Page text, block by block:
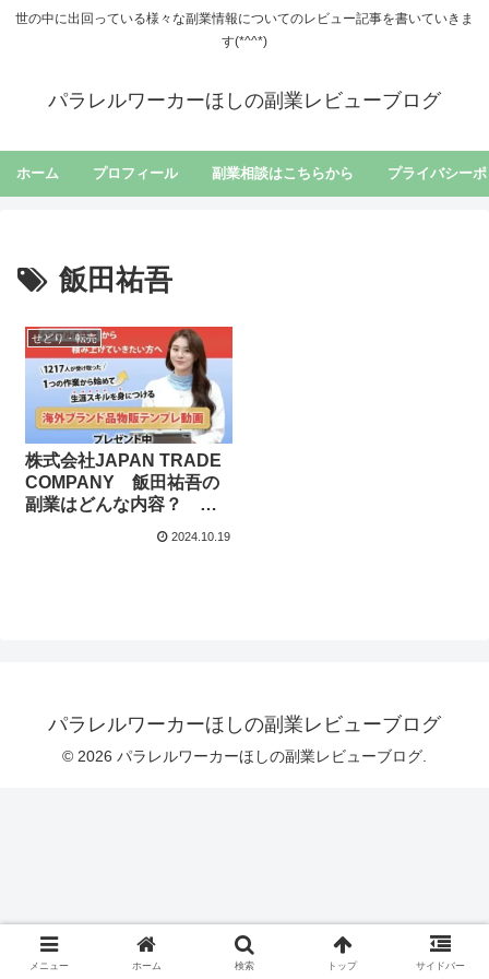
世の中に出回っている様々な副業情報についてのレビュー記事を書いていきま
す(*^^*)
パラレルワーカーほしの副業レビューブログ
ホーム プロフィール 副業相談はこちらから プライバシー
飯田祐吾
せどり・転売
株式会社JAPAN TRADE
COMPANY 飯田祐吾の
副業はどんな内容？ 評
判や口コミを調査しまし
2024.10.19
パラレルワーカーほしの副業レビューブログ
© 2026 パラレルワーカーほしの副業レビューブログ.
メニュー ホーム 検索 トップ サイドバー